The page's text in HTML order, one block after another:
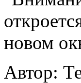
Автор: